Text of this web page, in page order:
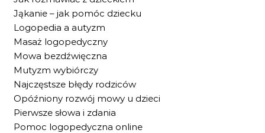
Jąkanie – jak pomóc dziecku
Logopedia a autyzm
Masaż logopedyczny
Mowa bezdźwięczna
Mutyzm wybiórczy
Najczęstsze błędy rodziców
Opóźniony rozwój mowy u dzieci
Pierwsze słowa i zdania
Pomoc logopedyczna online